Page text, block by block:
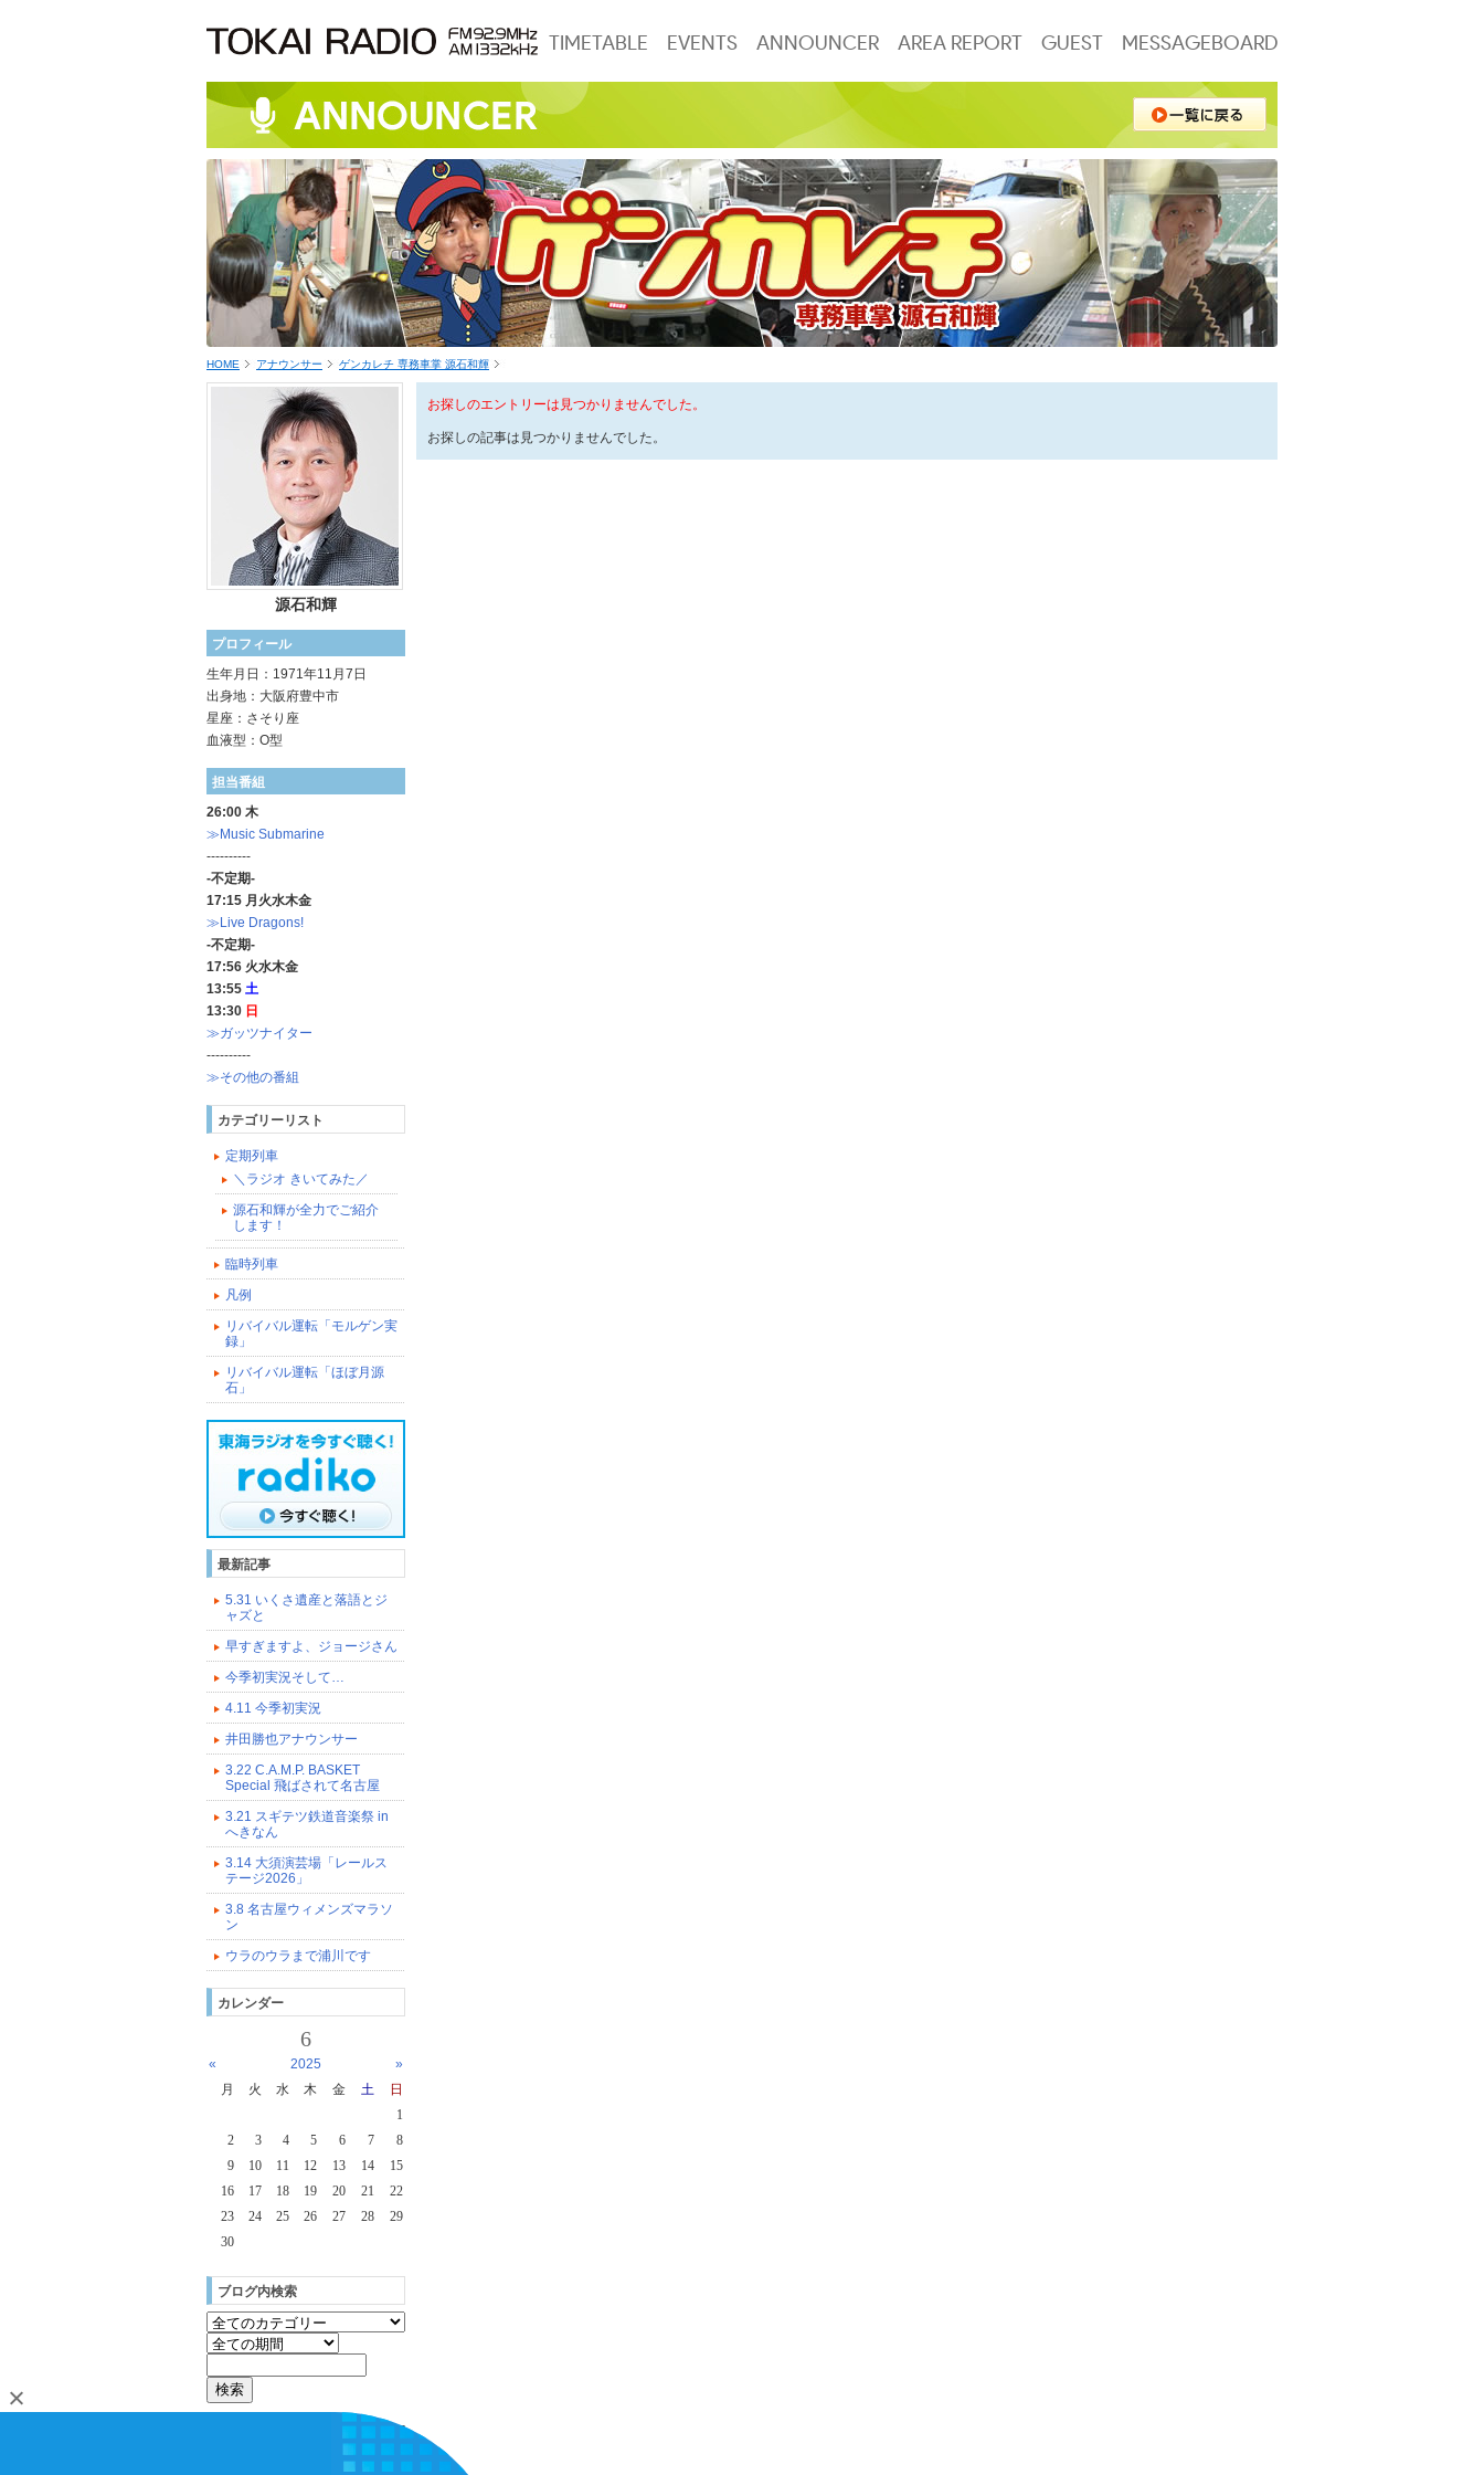
TIMETABLE EVENTS ANNOUNCER AREA REPORT GUEST MESSAGEBOARD
HOME アナウンサー ゲンカレチ 専務車掌 源石和輝
源石和輝
プロフィール
生年月日：1971年11月7日
出身地：大阪府豊中市
星座：さそり座
血液型：O型
担当番組
26:00 木
≫Music Submarine
----------
-不定期-
17:15 月火水木金
≫Live Dragons!
-不定期-
17:56 火水木金
13:55 土
13:30 日
≫ガッツナイター
----------
≫その他の番組
カテゴリーリスト
定期列車
＼ラジオ きいてみた／
源石和輝が全力でご紹介
します！
臨時列車
凡例
リバイバル運転「モルゲン実
録」
リバイバル運転「ほぼ月源
石」
最新記事
5.31 いくさ遺産と落語とジ
ャズと
早すぎますよ、ジョージさん
今季初実況そして…
4.11 今季初実況
井田勝也アナウンサー
3.22 C.A.M.P. BASKET
Special 飛ばされて名古屋
3.21 スギテツ鉄道音楽祭 in
へきなん
3.14 大須演芸場「レールス
テージ2026」
3.8 名古屋ウィメンズマラソ
ン
ウラのウラまで浦川です
カレンダー
6
« 2025
»
月
火 水 木 金 土
日
1
2
3 4 5 6 7
8
9
10 11 12 13 14
15
16
17 18 19 20 21
22
23
24 25 26 27 28
29
30
ブログ内検索
]
お探しのエントリーは見つかりませんでした。
お探しの記事は見つかりませんでした。